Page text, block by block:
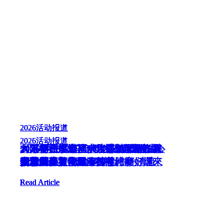
2026活动报道
一月一菩提 · 观自在禅
Read Article
2026活动报道
🍅農曆五月十五🍅
Read Article
2026活动报道
2026年卫塞节庆典 ~【资讯互联．
智慧共生】
Read Article
2026活动报道
繁华红尘万物燃 坚守心中一清流
Read Article
2026活动报道
《万物在燃烧》MV发布会暨主题
座谈会
Read Article
2026活动报道
大年初一，廟裡一片喜氣洋洋，舞
獅騰躍，人潮如海
Read Article
2026活动报道
2026 丙午🐴 马年明吉法师 新春祝
贺语
Read Article
2026活动报道
安穩馬步積善財，智慧行願好運來
Read Article
2026活动报道
勿陷算命改运风水迷思 实践佛法心
安才能稳
Read Article
2025活动报道
观音世界文化展～挥春比赛
Read Article